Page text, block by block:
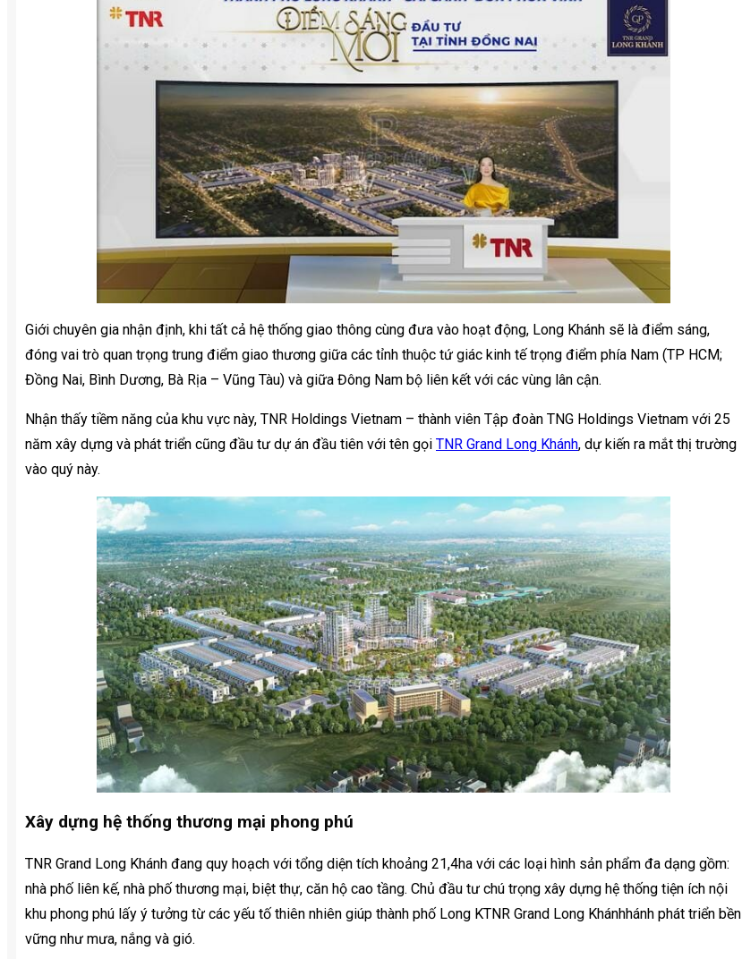
Giới chuyên gia nhận định, khi tất cả hệ thống giao thông cùng đưa vào hoạt động, Long Khánh sẽ là điểm sáng,
đóng vai trò quan trọng trung điểm giao thương giữa các tỉnh thuộc tứ giác kinh tế trọng điểm phía Nam (TP HCM;
Đồng Nai, Bình Dương, Bà Rịa – Vũng Tàu) và giữa Đông Nam bộ liên kết với các vùng lân cận.
Nhận thấy tiềm năng của khu vực này, TNR Holdings Vietnam – thành viên Tập đoàn TNG Holdings Vietnam với 25
năm xây dựng và phát triển cũng đầu tư dự án đầu tiên với tên gọi TNR Grand Long Khánh, dự kiến ra mắt thị trường
vào quý này.
Xây dựng hệ thống thương mại phong phú
TNR Grand Long Khánh đang quy hoạch với tổng diện tích khoảng 21,4ha với các loại hình sản phẩm đa dạng gồm:
nhà phố liên kế, nhà phố thương mại, biệt thự, căn hộ cao tầng. Chủ đầu tư chú trọng xây dựng hệ thống tiện ích nội
khu phong phú lấy ý tưởng từ các yếu tố thiên nhiên giúp thành phố Long KTNR Grand Long Khánhhánh phát triển bền
vững như mưa, nắng và gió.